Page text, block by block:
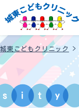
城東こどもクリニック >
s i t y